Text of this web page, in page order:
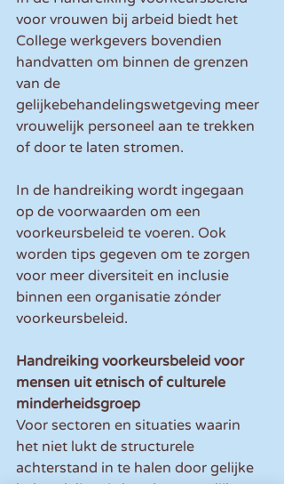
voor vrouwen bij arbeid biedt het
College werkgevers bovendien
handvatten om binnen de grenzen
van de
gelijkebehandelingswetgeving meer
vrouwelijk personeel aan te trekken
of door te laten stromen.
In de handreiking wordt ingegaan
op de voorwaarden om een
voorkeursbeleid te voeren. Ook
worden tips gegeven om te zorgen
voor meer diversiteit en inclusie
binnen een organisatie zónder
voorkeursbeleid.
Handreiking voorkeursbeleid voor
mensen uit etnisch of culturele
minderheidsgroep
Voor sectoren en situaties waarin
het niet lukt de structurele
achterstand in te halen door gelijke